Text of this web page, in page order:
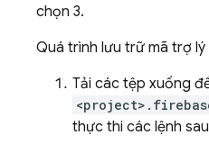
chọn 3.
Quá trình lưu trữ mã trợ
Tải các tệp xuống
thực thi các lệnh